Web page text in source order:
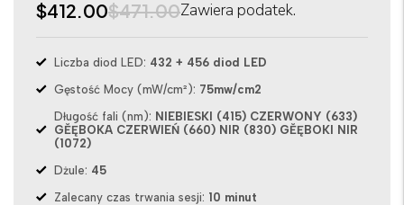
$412.00$471.00Zawiera podatek.
Liczba diod LED: 432 + 456 diod LED
Gęstość Mocy (mW/cm²): 75mw/cm2
Długość fali (nm): NIEBIESKI (415) CZERWONY (633)
GĚĘBOKA CZERWIEŃ (660) NIR (830) GĚĘBOKI NIR
(1072)
Dżule: 45
Zalecany czas trwania sesji: 10 minut